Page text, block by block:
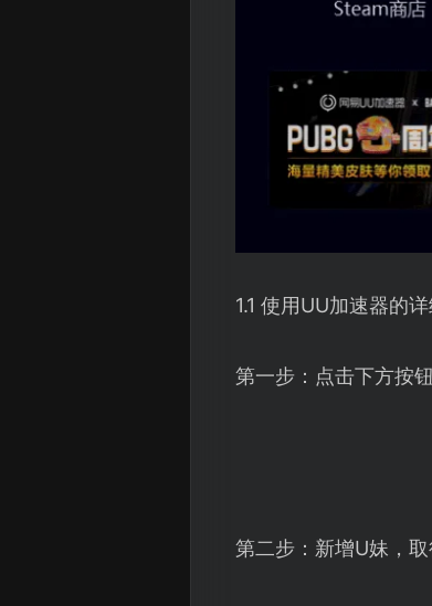
1.1 使用UU加速器的
第一步：点击下方按
第二步：新增U妹，